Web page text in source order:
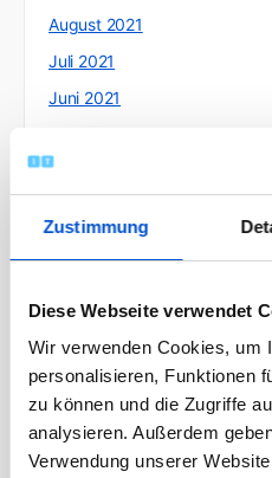
Zustimmung
Diese Webseite verwendet
Wir verwenden Cookies, um
personalisieren, Funktionen
zu können und die Zugriffe
analysieren. Außerdem
Verwendung unserer
August 2021
Juli 2021
Juni 2021
April 2021
Dezember 2020
November 2020
September 2020
August 2020